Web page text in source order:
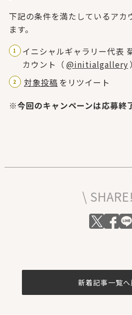
下記の条件を満たしているアカ
ます。
イニシャルギャラリー代表
カウント（ @initialgallery
対象投稿 をリツイート
※今回のキャンペーンは応募終
\
新着記事一覧へ